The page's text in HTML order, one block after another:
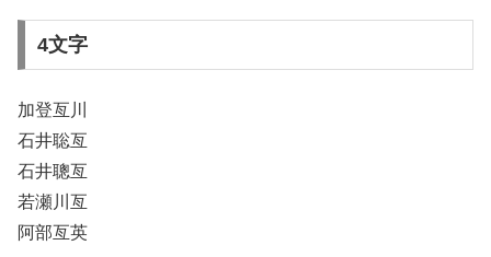
4文字
加登亙川
石井聡亙
石井聰亙
若瀬川亙
阿部亙英